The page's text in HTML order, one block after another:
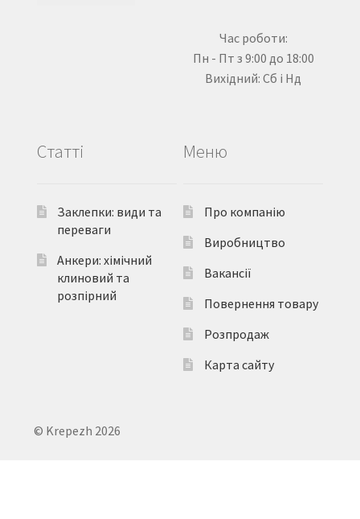
Час роботи:
Пн - Пт з 9:00 до 18:00
Вихідний: Сб і Нд
Статті
Заклепки: види та
переваги
Анкери: хімічний
клиновий та
розпірний
Меню
Про компанію
Виробництво
Вакансії
Повернення товару
Розпродаж
Карта сайту
© Krepezh 2026